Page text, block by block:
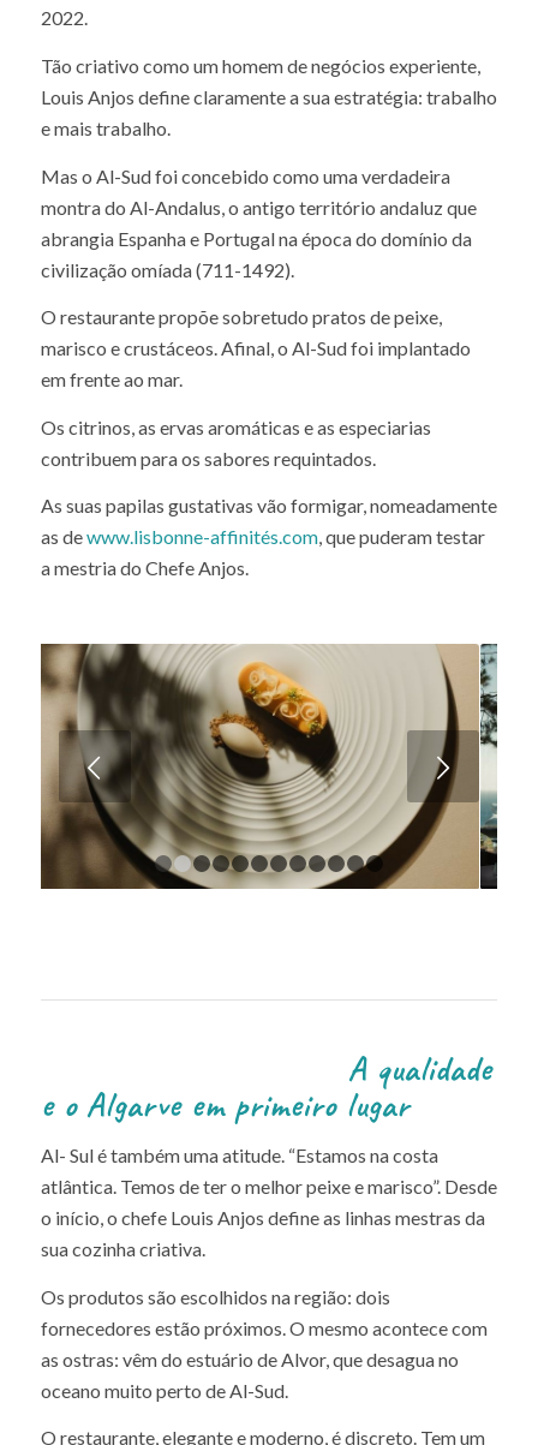
2022.
Tão criativo como um homem de negócios experiente,
Louis Anjos define claramente a sua estratégia: trabalho
e mais trabalho.
Mas o Al-Sud foi concebido como uma verdadeira
montra do Al-Andalus, o antigo território andaluz que
abrangia Espanha e Portugal na época do domínio da
civilização omíada (711-1492).
O restaurante propõe sobretudo pratos de peixe,
marisco e crustáceos. Afinal, o Al-Sud foi implantado
em frente ao mar.
Os citrinos, as ervas aromáticas e as especiarias
contribuem para os sabores requintados.
As suas papilas gustativas vão formigar, nomeadamente
as dewww.lisbonne-affinités.com, que puderam testar
a mestria do Chefe Anjos.
Next
1 2 3 4 6 7 1112
A qualidade
e o Algarve em primeiro lugar
Al- Sul é também uma atitude. “Estamos na costa
atlântica. Temos de ter o melhor peixe e marisco”. Desde
o início, o chefe Louis Anjos define as linhas mestras da
sua cozinha criativa.
Os produtos são escolhidos na região: dois
fornecedores estão próximos. O mesmo acontece com
as ostras: vêm do estuário de Alvor, que desagua no
oceano muito perto de Al-Sud.
O restaurante, elegante e moderno, é discreto. Tem um